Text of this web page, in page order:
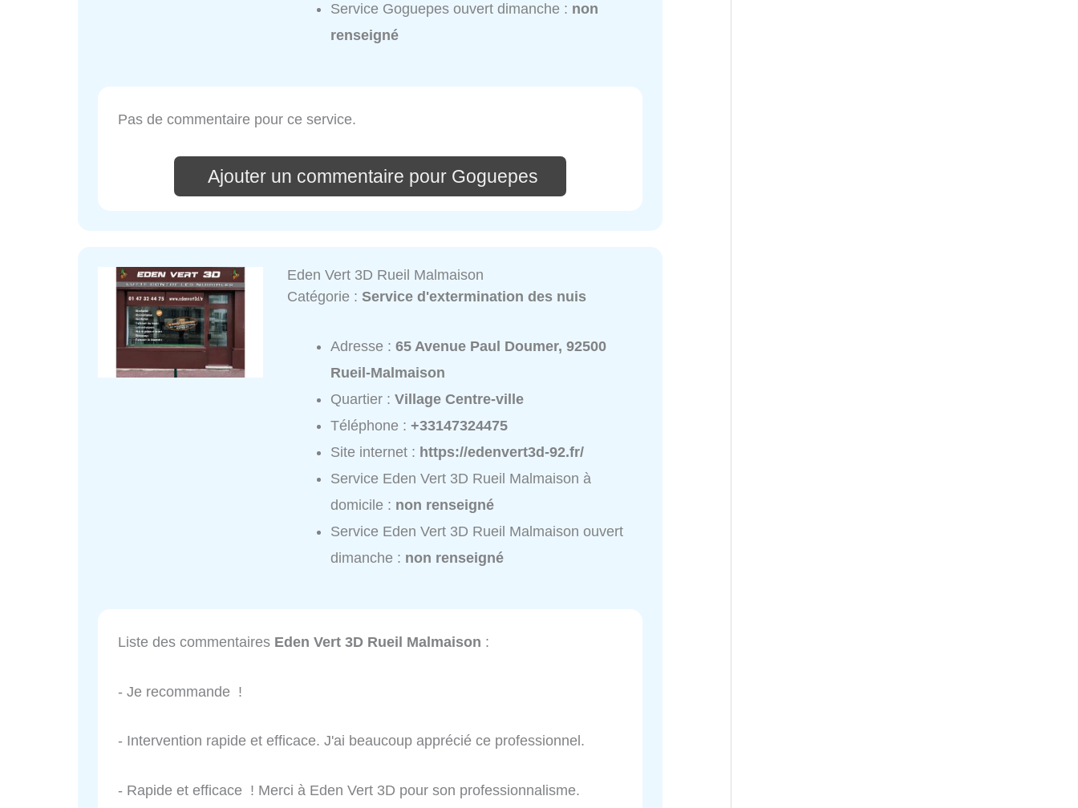
Service Goguepes ouvert dimanche : non
renseigné
Pas de commentaire pour ce service.
Ajouter un commentaire pour Goguepes
Eden Vert 3D Rueil Malmaison
Catégorie :Service d'extermination des nuis
Adresse :65 Avenue Paul Doumer, 92500
Rueil-Malmaison
Quartier :Village Centre-ville
Téléphone :+33147324475
Site internet : https://edenvert3d-92.fr/
Service Eden Vert 3D Rueil Malmaison à
domicile : non renseigné
Service Eden Vert 3D Rueil Malmaison ouvert
dimanche : non renseigné
Liste des commentaires Eden Vert 3D Rueil Malmaison :
- Je recommande !
- Intervention rapide et efficace. J'ai beaucoup apprécié ce professionnel.
- Rapide et efficace ! Merci à Eden Vert 3D pour son professionnalisme.